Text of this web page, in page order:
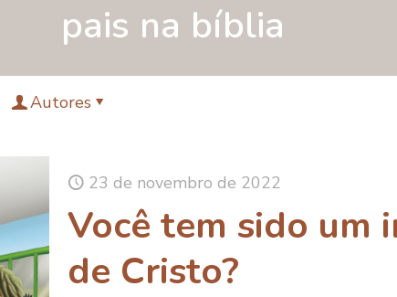
pais na bíblia
Autores
23 de novembro de 2022
Você tem sido um
de Cristo?